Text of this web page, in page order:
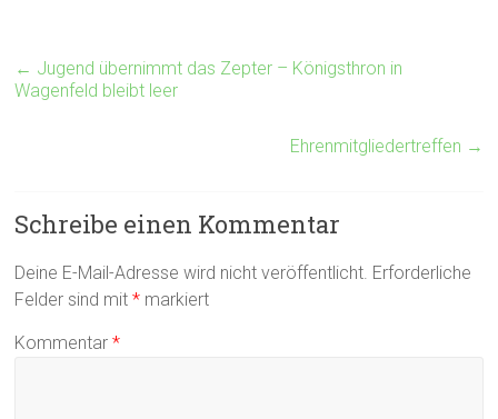
← Jugend übernimmt das Zepter – Königsthron in
Wagenfeld bleibt leer
Ehrenmitgliedertreffen →
Schreibe einen Kommentar
Deine E-Mail-Adresse wird nicht veröffentlicht. Erforderliche
Felder sind mit* markiert
Kommentar*